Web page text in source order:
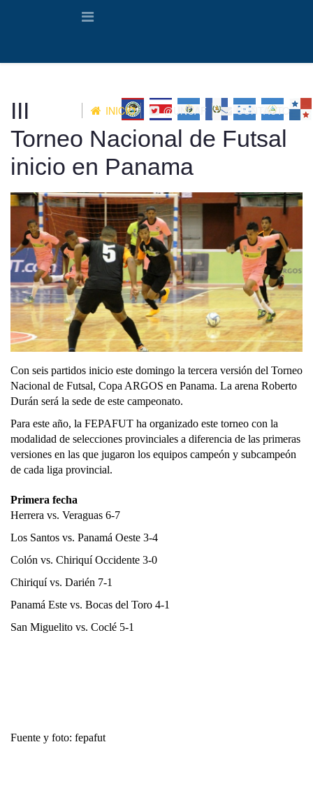
INICIO @UNCAF CONTACTO
III
Torneo Nacional de Futsal
inicio en Panama
Con seis partidos inicio este domingo la tercera versión del Torneo
Nacional de Futsal, Copa ARGOS en Panama. La arena Roberto
Durán será la sede de este campeonato.
Para este año, la FEPAFUT ha organizado este torneo con la
modalidad de selecciones provinciales a diferencia de las primeras
versiones en las que jugaron los equipos campeón y subcampeón
de cada liga provincial.
Primera fecha
Herrera vs. Veraguas 6-7
Los Santos vs. Panamá Oeste 3-4
Colón vs. Chiriquí Occidente 3-0
Chiriquí vs. Darién 7-1
Panamá Este vs. Bocas del Toro 4-1
San Miguelito vs. Coclé 5-1
Fuente y foto: fepafut